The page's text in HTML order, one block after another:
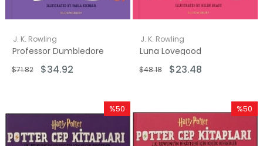
J. K. Rowling
Professor Dumbledore
$34.92
$71.82
J. K. Rowling
Luna Lovegood
$23.48
$48.18
%50
%50İndirim
%50